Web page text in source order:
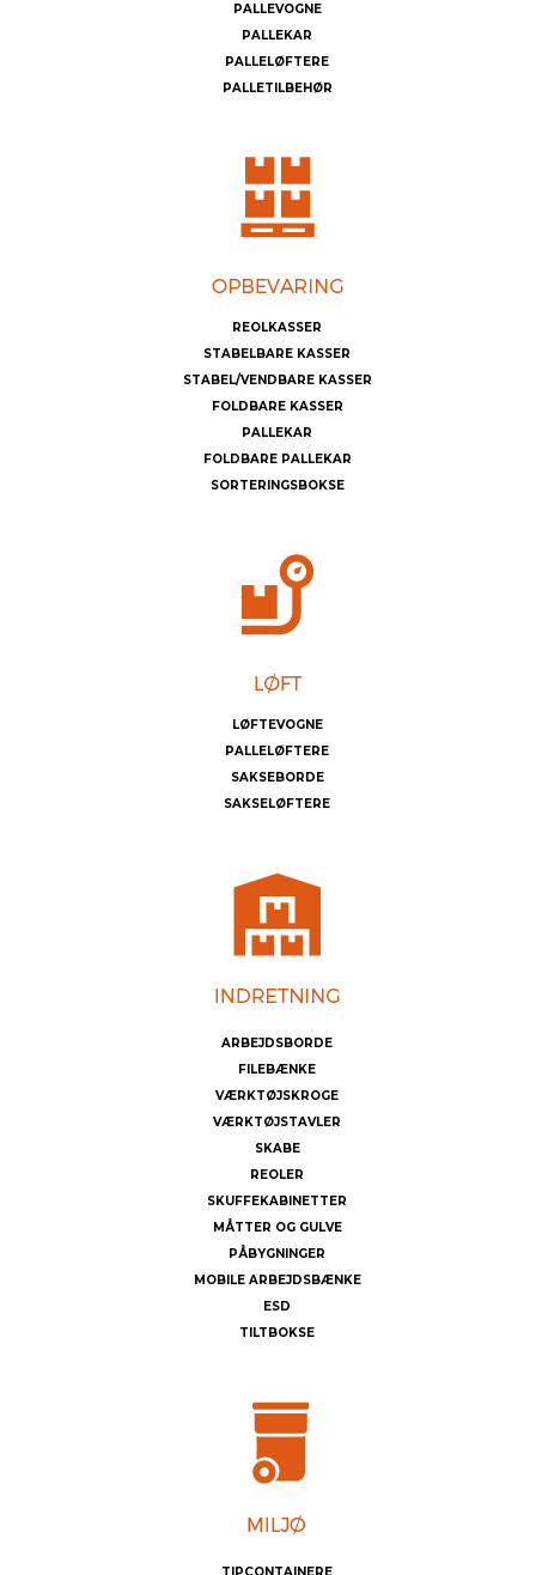
PALLEVOGNE
PALLEKAR
PALLELØFTERE
PALLETILBEHØR
REOLKASSER
STABELBARE KASSER
STABEL/VENDBARE KASSER
FOLDBARE KASSER
PALLEKAR
FOLDBARE PALLEKAR
SORTERINGSBOKSE
LØFTEVOGNE
PALLELØFTERE
SAKSEBORDE
SAKSELØFTERE
ARBEJDSBORDE
FILEBÆNKE
VÆRKTØJSKROGE
VÆRKTØJSTAVLER
SKABE
REOLER
SKUFFEKABINETTER
MÅTTER OG GULVE
PÅBYGNINGER
MOBILE ARBEJDSBÆNKE
ESD
TILTBOKSE